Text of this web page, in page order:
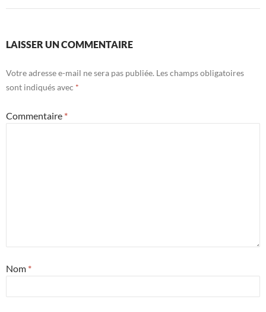
LAISSER UN COMMENTAIRE
Votre adresse e-mail ne sera pas publiée. Les champs obligatoires
sont indiqués avec *
Commentaire *
Nom *